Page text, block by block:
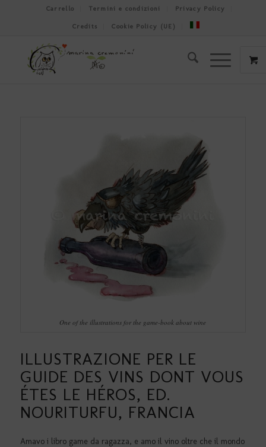
Carrello Termini e condizioni Privacy Policy
Credits Cookie Policy (UE)
One of the illustrations for the game-book about wine
ILLUSTRAZIONE PER LE
GUIDE DES VINS DONT VOUS
ÉTES LE HÉROS, ED.
NOURITURFU, FRANCIA
Amavo i libro game da ragazza, e amo il vino oltre che il mondo